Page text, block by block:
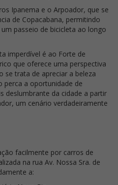
Ipanema e o Arpoador, que se
de Copacabana, permitindo
passeio de bicicleta ao longo
imperdível é ao Forte de
que oferece uma perspectiva
se trata de apreciar a beleza
perca a oportunidade de
deslumbrante da cidade a partir
um cenário verdadeiramente
facilmente por carros de
na rua Av. Nossa Sra. de
a: